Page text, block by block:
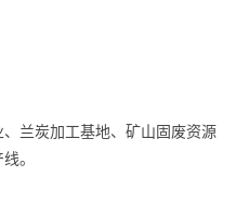
兰炭加工基地、矿山固废资源
。